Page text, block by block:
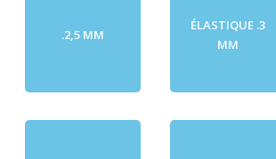
.2,5 MM
ÉLASTIQUE .3
MM